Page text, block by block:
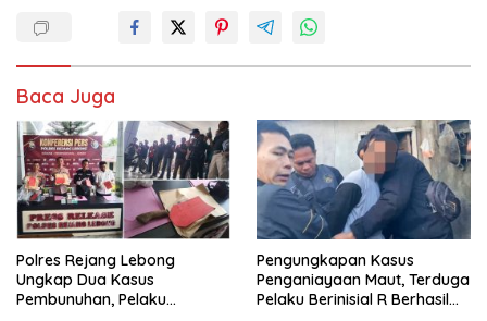
Baca Juga
Polres Rejang Lebong
Ungkap Dua Kasus
Pembunuhan, Pelaku
Pengungkapan Kasus
Penganiayaan Maut, Terduga
Pelaku Berinisial R Berhasil